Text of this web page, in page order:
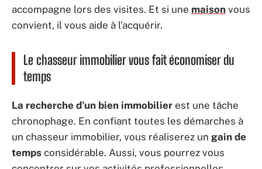
accompagne lors des visites. Et si une maison vous
convient, il vous aide à l’acquérir.
Le chasseur immobilier vous fait économiser du
temps
La recherche d’un bien immobilier est une tâche
chronophage. En confiant toutes les démarches à
un chasseur immobilier, vous réaliserez un gain de
temps considérable. Aussi, vous pourrez vous